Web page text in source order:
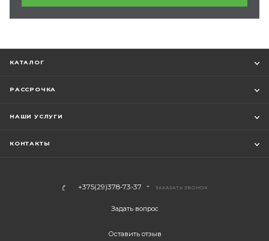
КАТАЛОГ
РАССРОЧКА
НАШИ УСЛУГИ
КОНТАКТЫ
+375(29)378-73-37 ЗАКАЗАТЬ ЗВОНОК
Задать вопрос
Оставить отзыв